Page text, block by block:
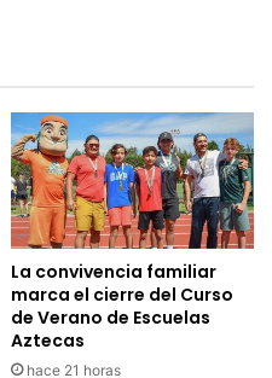
La convivencia familiar
marca el cierre del Curso
de Verano de Escuelas
Aztecas
hace 21 horas